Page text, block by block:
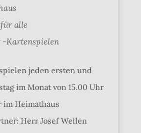
alle
-Kartenspielen
jeden ersten und
im Monat von 15.00 Uhr
im Heimathaus
Herr Josef Wellen